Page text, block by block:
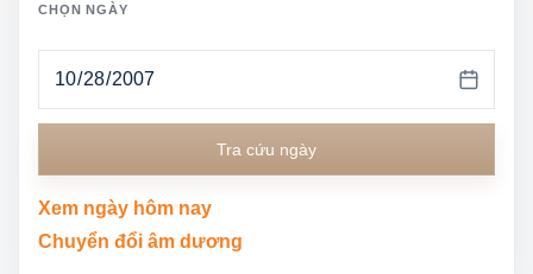
CHỌN NGÀY
Tra cứu ngày
Xem ngày hôm nay
Chuyển đổi âm dương